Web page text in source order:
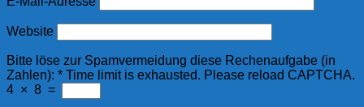
Website
Bitte löse zur Spamvermeidung diese Rechenaufgabe (in
Zahlen): * Time limit is exhausted. Please reload CAPTCHA.
4 × 8 =